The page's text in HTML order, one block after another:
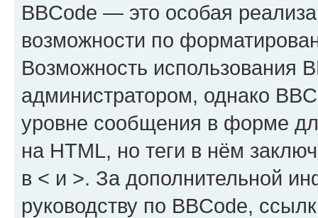
BBCode — это особая
возможности по
Возможность использования
администратором, однако
уровне сообщения в форме
на HTML, но теги в нём
в < и >. За дополнительной
руководству по BBCode,